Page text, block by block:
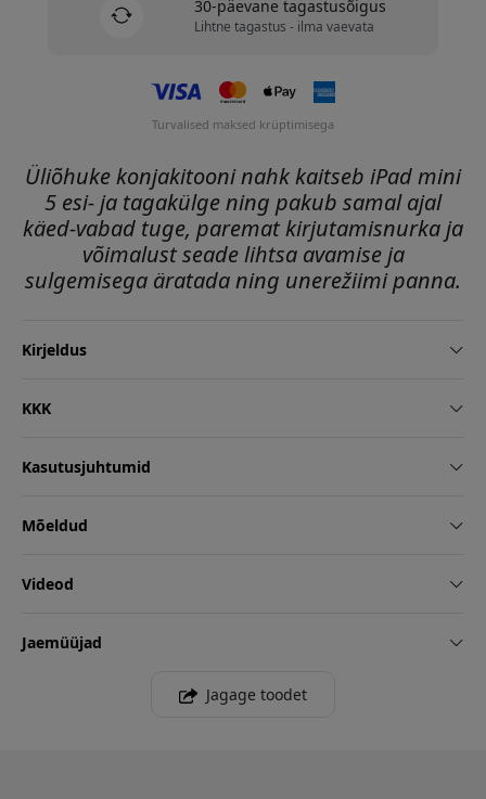
30-päevane tagastusõigus
Lihtne tagastus - ilma vaevata
Turvalised maksed krüptimisega
Üliõhuke konjakitooni nahk kaitseb iPad mini
5 esi- ja tagakülge ning pakub samal ajal
käed-vabad tuge, paremat kirjutamisnurka ja
võimalust seade lihtsa avamise ja
sulgemisega äratada ning unerežiimi panna.
Kirjeldus
KKK
Kasutusjuhtumid
Mõeldud
Videod
Jaemüüjad
Jagage toodet